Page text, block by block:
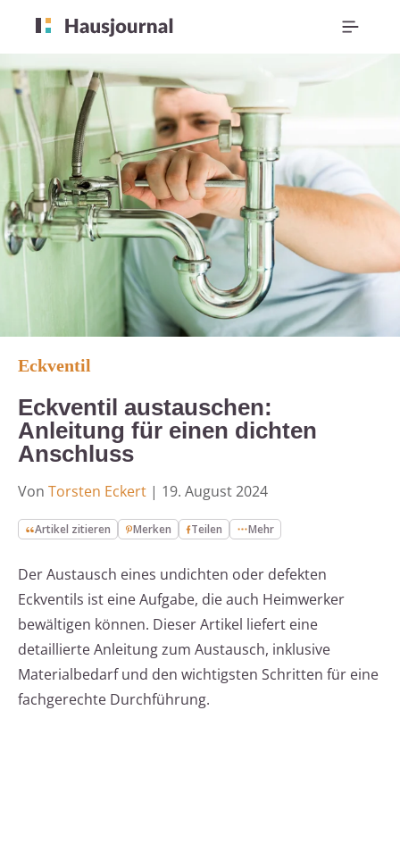
Eckventil
Eckventil austauschen:
Anleitung für einen dichten
Anschluss
Von Torsten Eckert | 19. August 2024
Artikel zitieren Merken Teilen Mehr
Der Austausch eines undichten oder defekten
Eckventils ist eine Aufgabe, die auch Heimwerker
bewältigen können. Dieser Artikel liefert eine
detaillierte Anleitung zum Austausch, inklusive
Materialbedarf und den wichtigsten Schritten für eine
fachgerechte Durchführung.